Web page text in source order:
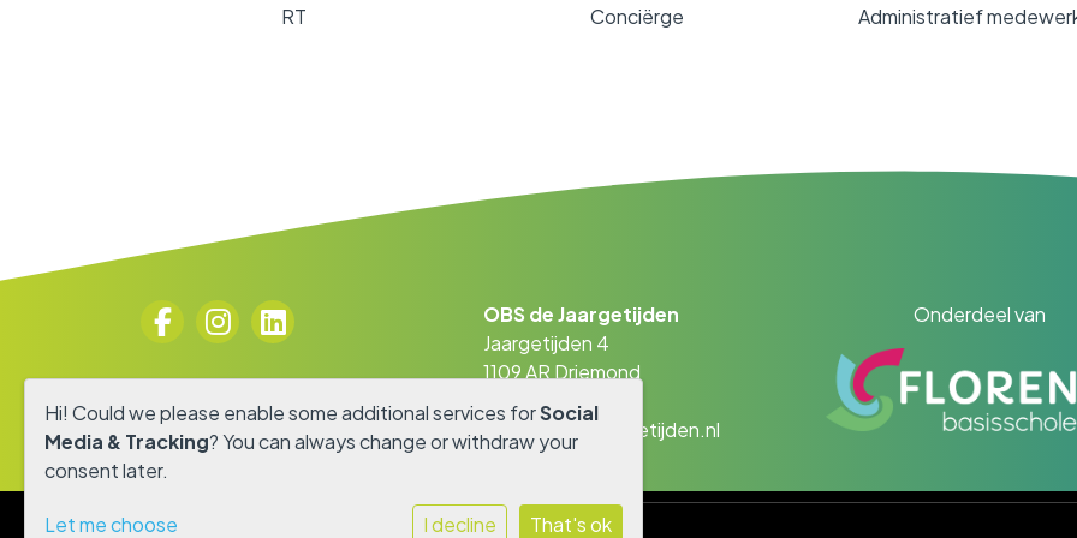
RT Conciërge Administratief
OBS de Jaargetijden
Jaargetijden 4
1109 AR Driemond
0294 - 45 01 90
info@obsdejaargetijden.nl
Onderdeel van
Hi! Could we please enable some additional services forSocial
Media & Tracking? You can always change or withdraw your
consent later.
Let me choose I decline That's ok